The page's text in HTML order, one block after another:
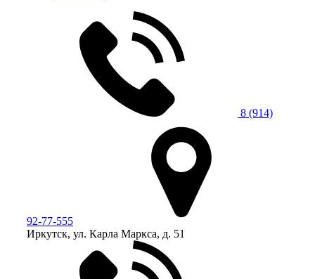
8 (914)
92-77-555
Иркутск, ул. Карла Маркса, д. 51